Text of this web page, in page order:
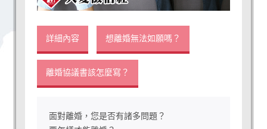
詳細內容 想離婚無法如願嗎？
離婚協議書該怎麼寫？
面對離婚，您是否有諸多問題？